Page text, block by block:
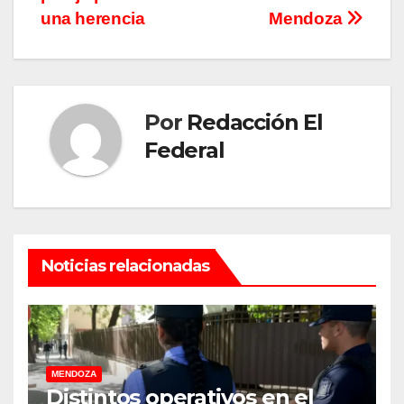
Mendoza
una herencia
Por Redacción El
Federal
Noticias relacionadas
MENDOZA
Distintos operativos en el